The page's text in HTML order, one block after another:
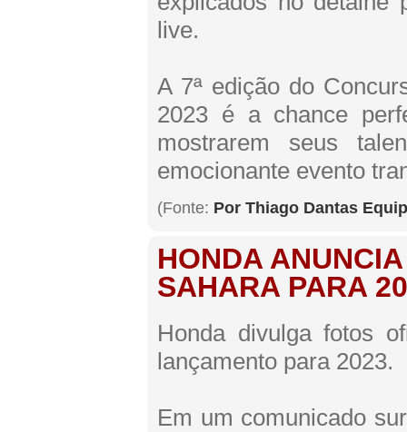
live.
A 7ª edição do
2023 é a chance
mostrarem seus
emocionante evento
(Fonte: Por Thiago Dantas
HONDA
SAHARA PARA
Honda divulga fotos
lançamento para 2023.
Em um comunicado